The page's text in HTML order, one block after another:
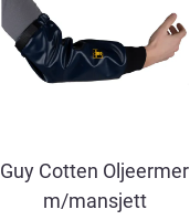
Guy Cotten Oljeermer
m/mansjett